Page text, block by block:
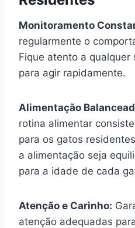
Monitoramento
regularmente o
Fique atento a
para agir rapidamente.
Alimentação
rotina alimentar
para os gatos
a alimentação seja
para a idade de cada
Atenção e Carinho:
atenção adequadas